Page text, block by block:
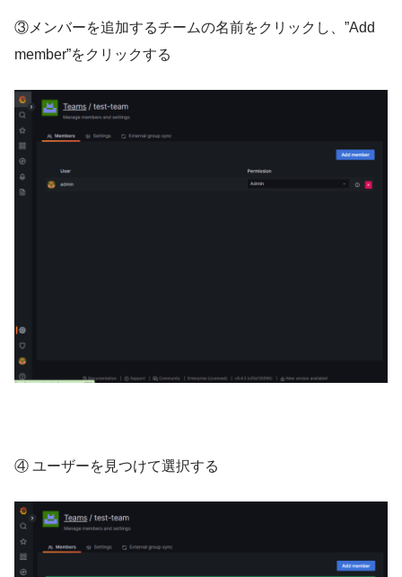
③メンバーを追加するチームの名前をクリックし、”Add
member”をクリックする
④ ユーザーを見つけて選択する